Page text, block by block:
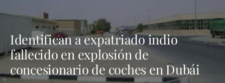
Identifican a expatriado indio
fallecido en explosión de
concesionario de coches en Dubái